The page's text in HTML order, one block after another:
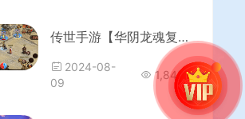
传世手游【华阴龙魂复古打金版】最新整理单机一键即玩镜像端+Linux手工服务端+安卓+GM授权后台+详细搭建教程
2024-08-
09
1,845